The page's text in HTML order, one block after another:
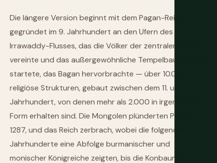
Die längere Version beginnt mit dem Pagan-Reich,
gegründet im 9. Jahrhundert an den Ufern des
Irrawaddy-Flusses, das die Völker der zentralen Ebene
vereinte und das außergewöhnliche Tempelbau-Projekt
startete, das Bagan hervorbrachte — über 10.000
religiöse Strukturen, gebaut zwischen dem 11. und 13.
Jahrhundert, von denen mehr als 2.000 in irgendeiner
Form erhalten sind. Die Mongolen plünderten Pagan
1287, und das Reich zerbrach, wobei die folgenden
Jahrhunderte eine Abfolge burmanischer und
monischer Königreiche zeigten, bis die Konbaung-